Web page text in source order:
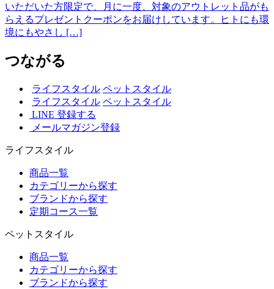
いただいた方限定で、月に一度、対象のアウトレット品がも
らえるプレゼントクーポンをお届けしています。ヒトにも環
境にもやさし […]
つながる
ライフスタイル ペットスタイル
ライフスタイル ペットスタイル
LINE 登録する
メールマガジン登録
ライフスタイル
商品一覧
カテゴリーから探す
ブランドから探す
定期コース一覧
ペットスタイル
商品一覧
カテゴリーから探す
ブランドから探す